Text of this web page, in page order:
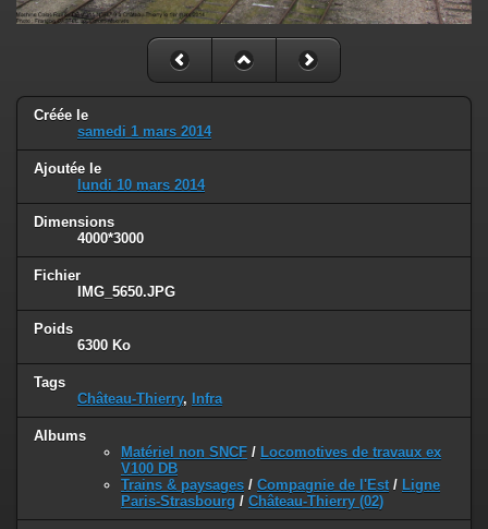
Créée le
samedi 1 mars 2014
Ajoutée le
lundi 10 mars 2014
Dimensions
4000*3000
Fichier
IMG_5650.JPG
Poids
6300 Ko
Tags
Château-Thierry, Infra
Albums
Matériel non SNCF / Locomotives de travaux ex
V100 DB
Trains & paysages / Compagnie de l'Est / Ligne
Paris-Strasbourg / Château-Thierry (02)